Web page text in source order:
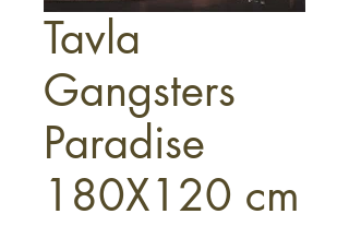
Tavla
Gangsters
Paradise
180X120 cm